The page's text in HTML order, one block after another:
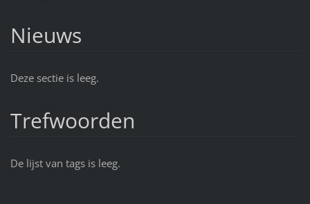
Nieuws
Deze sectie is leeg.
Trefwoorden
De lijst van tags is leeg.